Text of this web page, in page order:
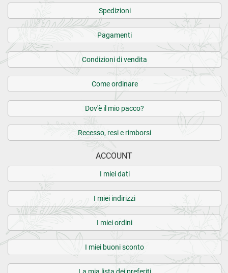
Spedizioni
Pagamenti
Condizioni di vendita
Come ordinare
Dov'è il mio pacco?
Recesso, resi e rimborsi
ACCOUNT
I miei dati
I miei indirizzi
I miei ordini
I miei buoni sconto
La mia lista dei preferiti